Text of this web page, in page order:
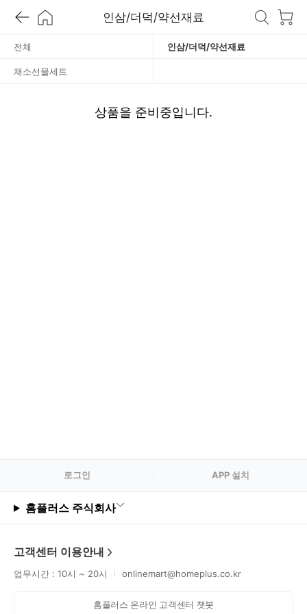
인삼/더덕/약선재료
/
전체 인삼/더덕/약선재료
채소선물세트
상품을 준비중입니다.
로그인 APP 설치
홈플러스 주식회사
고객센터 이용안내
업무시간 : 10시 ~ 20시 onlinemart@homeplus.co.kr
홈플러스 온라인 고객센터 챗봇